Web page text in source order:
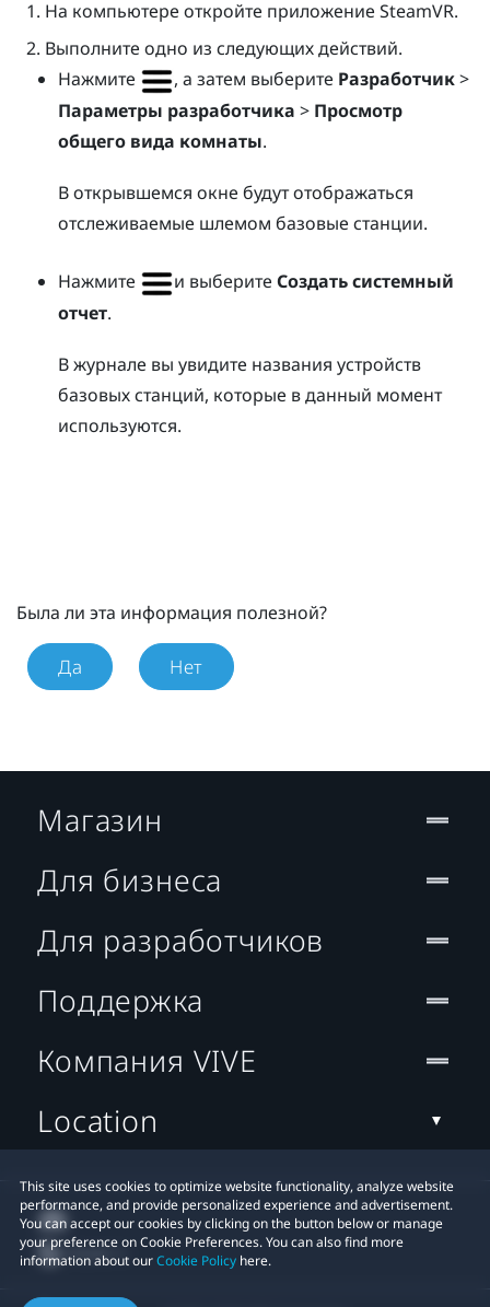
На компьютере откройте приложение SteamVR.
Выполните одно из следующих действий.
Нажмите
, а затем выберите Разработчик>
Параметры разработчика > Просмотр
общего вида комнаты.
В открывшемся окне будут отображаться
отслеживаемые шлемом базовые станции.
Нажмите и выберитеСоздать системный
отчет.
В журнале вы увидите названия устройств
базовых станций, которые в данный момент
используются.
Была ли эта информация полезной?
Да Нет
This site uses cookies to optimize website functionality, analyze website
performance, and provide personalized experience and advertisement.
You can accept our cookies by clicking on the button below or manage
your preference on Cookie Preferences. You can also find more
information about ourCookie Policy here.
Магазин
Для бизнеса
Для разработчиков
Поддержка
Компания VIVE
Location